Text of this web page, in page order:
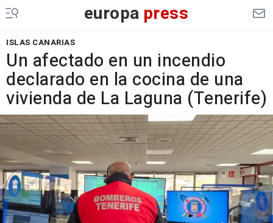
europa press
ISLAS CANARIAS
Un afectado en un incendio
declarado en la cocina de una
vivienda de La Laguna (Tenerife)